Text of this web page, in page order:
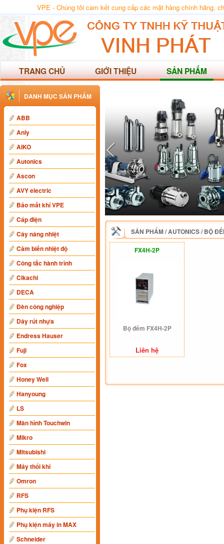
VPE - Chúng tôi cam kết cung cấp các mặt hàng chính hãng,
TRANG CHỦ GIỚI THIỆU SẢN PHẨM
DANH MỤC SẢN PHẨM
ABB
Anly
AIKO
Autonics
Ascon
AVY electric
Báo mất khí VPE
Cáp điện
Cây nâng nhiệt
Cảm biến nhiệt độ
Công tắc hành trình
Cikachi
DECA
Đèn công nghiệp
Dây rút nhựa
Endress Hauser
Fuji
Fox
Honey Well
Hanyoung
LS
Màn hình Touchwin
Mikro
Mitsubishi
Máy thổi khí
Omron
RFS
Phụ kiện RFS
Phụ kiện máy in MAX
Schneider
SẢN PHẨM/AUTONICS/BỘ
FX4H-2P
Bộ đếm FX4H-2P
Liên hệ